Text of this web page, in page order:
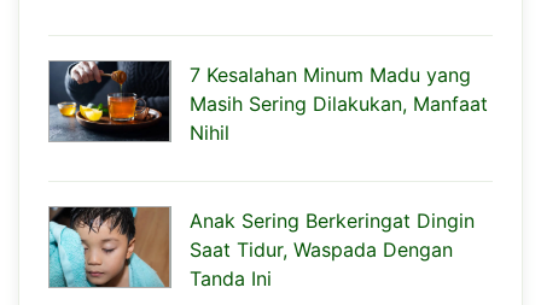
7 Kesalahan Minum Madu yang
Masih Sering Dilakukan, Manfaat
Nihil
Anak Sering Berkeringat Dingin
Saat Tidur, Waspada Dengan
Tanda Ini